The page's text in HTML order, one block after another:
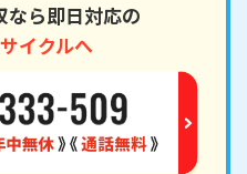
なら即日対応の
イクルへ